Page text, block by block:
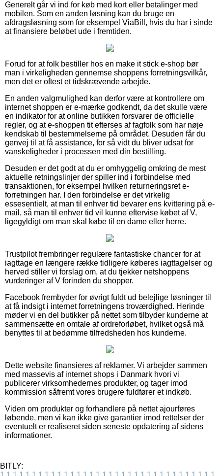
Generelt går vi ind for køb med kort eller betalinger med
mobilen. Som en anden løsning kan du bruge en
afdragsløsning som for eksempel ViaBill, hvis du har i sinde
at finansiere beløbet ude i fremtiden.
Forud for at folk bestiller hos en make it stick e-shop bør
man i virkeligheden gennemse shoppens forretningsvilkår,
men det er oftest et tidskrævende arbejde.
En anden valgmulighed kan derfor være at kontrollere om
internet shoppen er e-mærke godkendt, da det skulle være
en indikator for at online butikken forsvarer de officielle
regler, og at e-shoppen tit efterses af fagfolk som har nøje
kendskab til bestemmelserne på området. Desuden får du
genvej til at få assistance, for så vidt du bliver udsat for
vanskeligheder i processen med din bestilling.
Desuden er det godt at du er omhyggelig omkring de mest
aktuelle retningslinjer der spiller ind i forbindelse med
transaktionen, for eksempel hvilken returneringsret e-
forretningen har. I den forbindelse er det virkelig
essesentielt, at man til enhver tid bevarer ens kvittering på e-
mail, så man til enhver tid vil kunne eftervise købet af V,
ligegyldigt om man skal købe til en dame eller herre.
Trustpilot frembringer regulære fantastiske chancer for at
iagttage en længere række tidligere køberes iagttagelser og
herved stiller vi forslag om, at du tjekker netshoppens
vurderinger af V forinden du shopper.
Facebook frembyder for øvrigt fuldt ud belejlige løsninger til
at få indsigt i internet forretningens troværdighed. Herinde
møder vi en del butikker på nettet som tilbyder kunderne at
sammensætte en omtale af ordreforløbet, hvilket også må
benyttes til at bedømme tilfredsheden hos kunderne.
Dette website finansieres af reklamer. Vi arbejder sammen
med massevis af internet shops i Danmark hvori vi
publicerer virksomhedernes produkter, og tager imod
kommission såfremt vores brugere fuldfører et indkøb.
Viden om produkter og forhandlere på nettet ajourføres
løbende, men vi kan ikke give garantier imod rettelser der
eventuelt er realiseret siden seneste opdatering af sidens
informationer.
BITLY: